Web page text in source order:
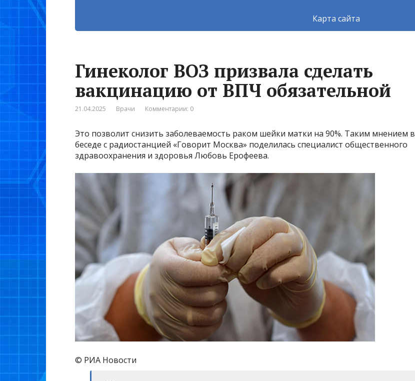
Карта сайта
Гинеколог ВОЗ призвала сделать
вакцинацию от ВПЧ обязательной
21.04.2025 Врачи Комментарии: 0
Это позволит снизить заболеваемость раком шейки матки на 90%. Таким мнением в
беседе с радиостанцией «Говорит Москва» поделилась специалист общественного
здравоохранения и здоровья Любовь Ерофеева.
© РИА Новости